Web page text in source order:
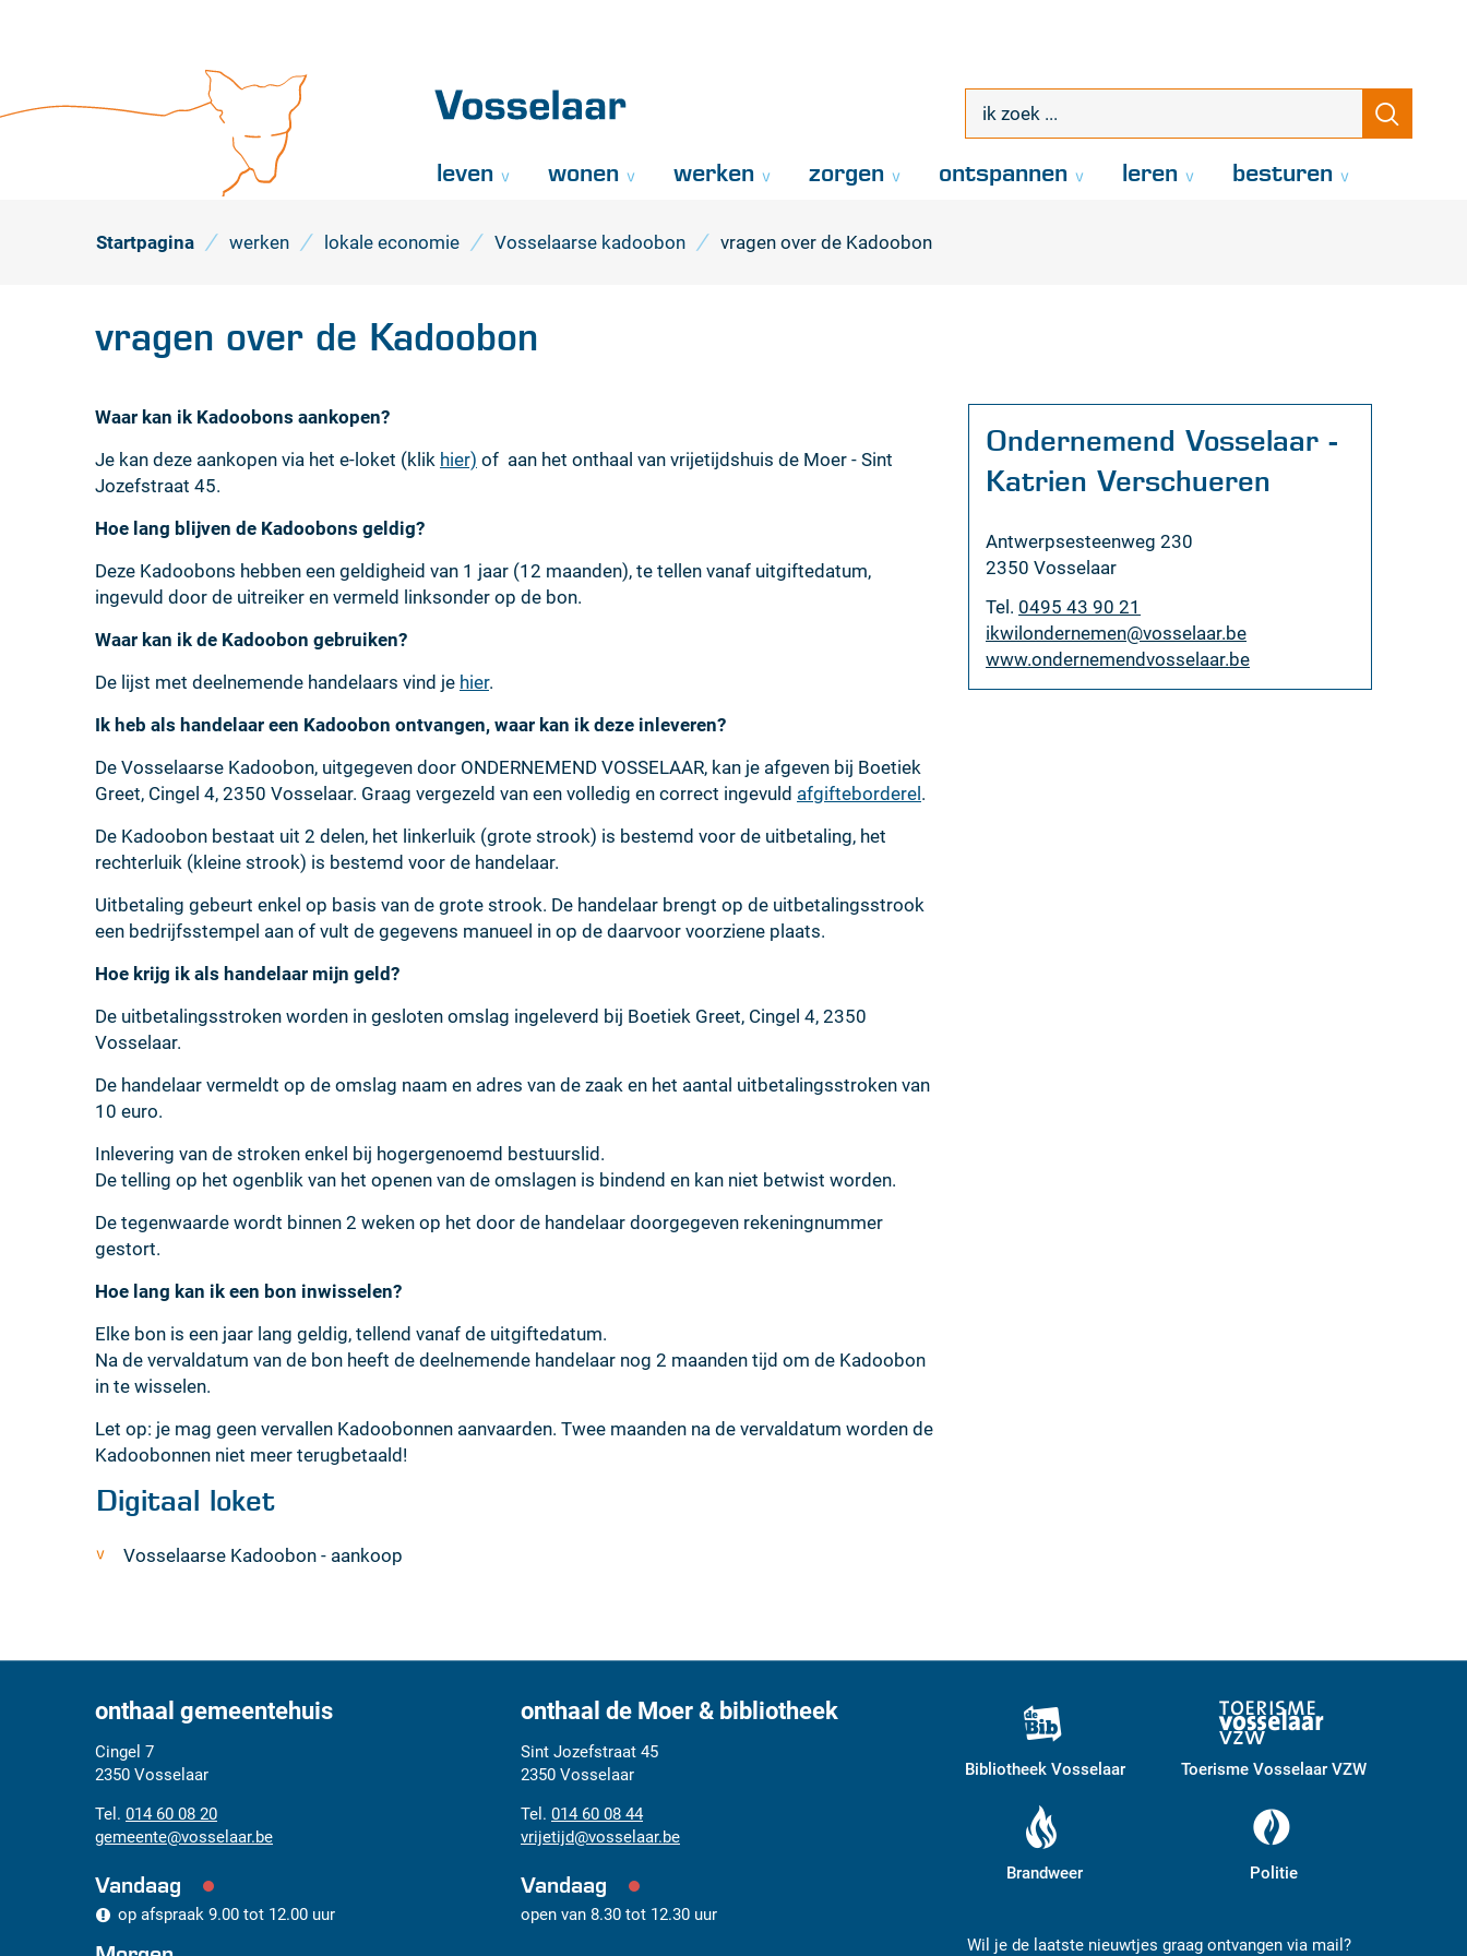
Vosselaar
zoek
leven wonen werken zorgen ontspannen leren besturen
Startpagina werken lokale economie Vosselaarse kadoobon vragen over de Kadoobon
vragen over de Kadoobon
Waar kan ik Kadoobons aankopen?
Je kan deze aankopen via het e-loket (klik hier) of aan het onthaal van vrijetijdshuis de Moer - Sint
Jozefstraat 45.
Hoe lang blijven de Kadoobons geldig?
Deze Kadoobons hebben een geldigheid van 1 jaar (12 maanden), te tellen vanaf uitgiftedatum,
ingevuld door de uitreiker en vermeld linksonder op de bon.
Waar kan ik de Kadoobon gebruiken?
De lijst met deelnemende handelaars vind je hier.
Ik heb als handelaar een Kadoobon ontvangen, waar kan ik deze inleveren?
De Vosselaarse Kadoobon, uitgegeven door ONDERNEMEND VOSSELAAR, kan je afgeven bij Boetiek
Greet, Cingel 4, 2350 Vosselaar. Graag vergezeld van een volledig en correct ingevuld afgifteborderel .
De Kadoobon bestaat uit 2 delen, het linkerluik (grote strook) is bestemd voor de uitbetaling, het
rechterluik (kleine strook) is bestemd voor de handelaar.
Uitbetaling gebeurt enkel op basis van de grote strook. De handelaar brengt op de uitbetalingsstrook
een bedrijfsstempel aan of vult de gegevens manueel in op de daarvoor voorziene plaats.
Hoe krijg ik als handelaar mijn geld?
De uitbetalingsstroken worden in gesloten omslag ingeleverd bij Boetiek Greet, Cingel 4, 2350
Vosselaar.
De handelaar vermeldt op de omslag naam en adres van de zaak en het aantal uitbetalingsstroken van
10 euro.
Inlevering van de stroken enkel bij hogergenoemd bestuurslid.
De telling op het ogenblik van het openen van de omslagen is bindend en kan niet betwist worden.
De tegenwaarde wordt binnen 2 weken op het door de handelaar doorgegeven rekeningnummer
gestort.
Hoe lang kan ik een bon inwisselen?
Elke bon is een jaar lang geldig, tellend vanaf de uitgiftedatum.
Na de vervaldatum van de bon heeft de deelnemende handelaar nog 2 maanden tijd om de Kadoobon
in te wisselen.
Let op: je mag geen vervallen Kadoobonnen aanvaarden. Twee maanden na de vervaldatum worden de
Kadoobonnen niet meer terugbetaald!
Digitaal loket
Vosselaarse Kadoobon - aankoop
Contact
Ondernemend Vosselaar -
Katrien Verschueren
Adres
Antwerpsesteenweg 230
,2350 Vosselaar
Tel. 0495 43 90 21
E-
mail
ikwilondernemen@vosselaar.be
Website
www.ondernemendvosselaar.be
onthaal gemeentehuis
Adres
Cingel 7
2350 Vosselaar
Tel.
014 60 08 20
E-
mail
gemeente@vosselaar.be
Vandaag
op afspraak 9.00 tot 12.00 uur
onthaal de Moer & bibliotheek
Adres
Sint Jozefstraat 45
2350 Vosselaar
Tel.
014 60 08 44
E-
mail
vrijetijd@vosselaar.be
Vandaag
open van 8.30 tot 12.30 uur
Bibliotheek Vosselaar Toerisme Vosselaar VZW
Brandweer Politie
Wil je de laatste nieuwtjes graag ontvangen via mail?